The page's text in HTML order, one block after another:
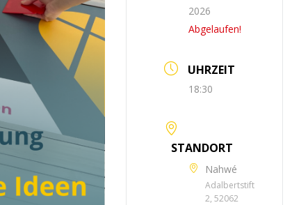
2026
Abgelaufen!
UHRZEIT
18:30
STANDORT
Nahwé
Adalbertstift
2, 52062